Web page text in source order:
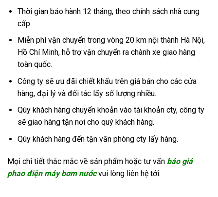
Thời gian bảo hành 12 tháng, theo chính sách nhà cung
cấp.
Miễn phí vận chuyển trong vòng 20 km nội thành Hà Nội,
Hồ Chí Minh, hỗ trợ vận chuyển ra chành xe giao hàng
toàn quốc.
Công ty sẽ ưu đãi chiết khấu trên giá bán cho các cửa
hàng, đại lý và đối tác lấy số lượng nhiều.
Qúy khách hàng chuyển khoản vào tài khoản cty, công ty
sẽ giao hàng tận nơi cho quý khách hàng.
Qúy khách hàng đến tận văn phòng cty lấy hàng.
Mọi chi tiết thắc mắc về sản phẩm hoặc tư vấn báo giá
phao điện máy bơm nướcvui lòng liên hệ tới: